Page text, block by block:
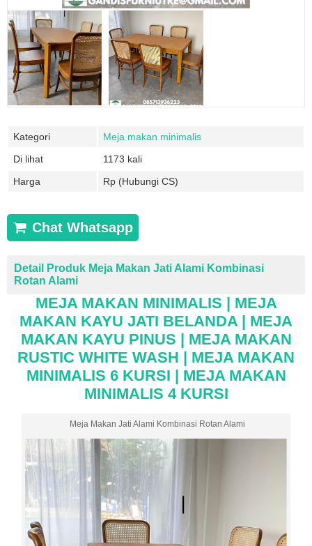
Kategori
Meja makan minimalis
Di lihat
1173 kali
Harga
Rp (Hubungi CS)
Chat Whatsapp
Detail Produk Meja Makan Jati Alami Kombinasi
Rotan Alami
MEJA MAKAN MINIMALIS | MEJA
MAKAN KAYU JATI BELANDA | MEJA
MAKAN KAYU PINUS | MEJA MAKAN
RUSTIC WHITE WASH | MEJA MAKAN
MINIMALIS 6 KURSI | MEJA MAKAN
MINIMALIS 4 KURSI
Meja Makan Jati Alami Kombinasi Rotan Alami